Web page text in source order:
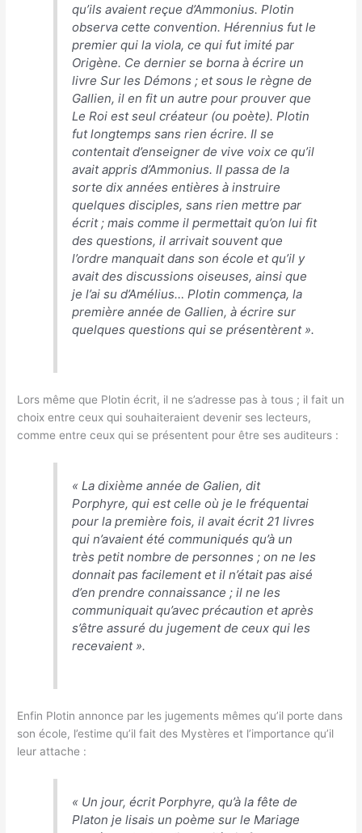
qu’ils avaient reçue d’Ammonius. Plotin
observa cette convention. Hérennius fut le
premier qui la viola, ce qui fut imité par
Origène. Ce dernier se borna à écrire un
livre Sur les Démons ; et sous le règne de
Gallien, il en fit un autre pour prouver que
Le Roi est seul créateur (ou poète). Plotin
fut longtemps sans rien écrire. Il se
contentait d’enseigner de vive voix ce qu’il
avait appris d’Ammonius. II passa de la
sorte dix années entières à instruire
quelques disciples, sans rien mettre par
écrit ; mais comme il permettait qu’on lui fit
des questions, il arrivait souvent que
l’ordre manquait dans son école et qu’il y
avait des discussions oiseuses, ainsi que
je l’ai su d’Amélius… Plotin commença, la
première année de Gallien, à écrire sur
quelques questions qui se présentèrent».
Lors même que Plotin écrit, il ne s’adresse pas à tous ; il fait un
choix entre ceux qui souhaiteraient devenir ses lecteurs,
comme entre ceux qui se présentent pour être ses auditeurs :
« La dixième année de Galien, dit
Porphyre, qui est celle où je le fréquentai
pour la première fois, il avait écrit 21 livres
qui n’avaient été communiqués qu’à un
très petit nombre de personnes ; on ne les
donnait pas facilement et il n’était pas aisé
d’en prendre connaissance ; il ne les
communiquait qu’avec précaution et après
s’être assuré du jugement de ceux qui les
recevaient».
Enfin Plotin annonce par les jugements mêmes qu’il porte dans
son école, l’estime qu’il fait des Mystères et l’importance qu’il
leur attache :
« Un jour, écrit Porphyre, qu’à la fête de
Platon je lisais un poème sur le Mariage